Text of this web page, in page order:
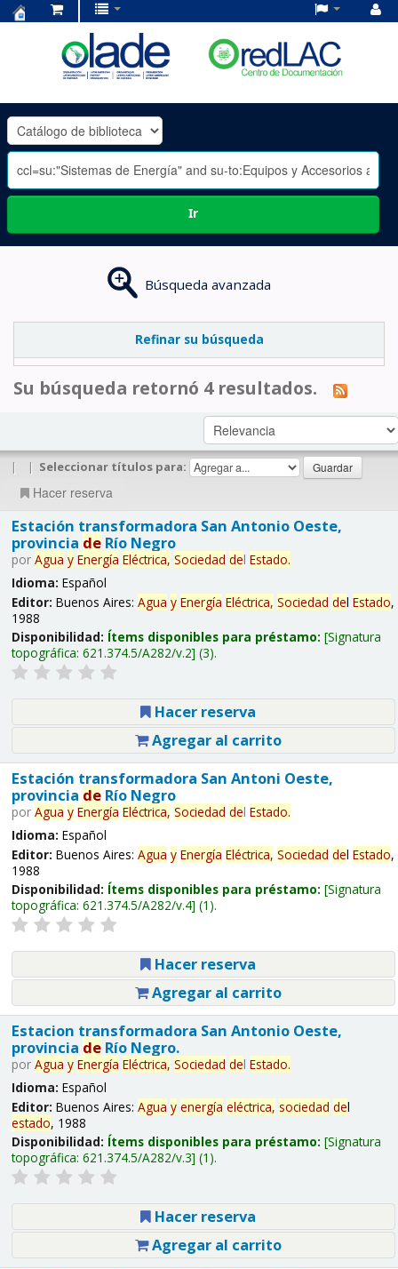
OLADE
-
Ir
Búsqueda avanzada
Refinar su búsqueda
Su búsqueda retornó 4 resultados.
| | Seleccionar títulos para:
Hacer reserva
Estación transformadora San Antonio Oeste,
provincia deRío Negro
por Agua y Energía Eléctrica, Sociedad del Estado.
Idioma: Español
Editor: Buenos Aires: Agua y Energía Eléctrica, Sociedad del Estado,
1988
Disponibilidad: Ítems disponibles para préstamo: Signatura
topográfica: 621.374.5/A282/v.2 (3).
Hacer reserva
Agregar al carrito
Estación transformadora San Antoni Oeste,
provincia deRío Negro
por Agua y Energía Eléctrica, Sociedad del Estado.
Idioma: Español
Editor: Buenos Aires: Agua y Energía Eléctrica, Sociedad del Estado,
1988
Disponibilidad: Ítems disponibles para préstamo: Signatura
topográfica: 621.374.5/A282/v.4 (1).
Hacer reserva
Agregar al carrito
Estacion transformadora San Antonio Oeste,
provincia deRío Negro.
por Agua y Energía Eléctrica, Sociedad del Estado.
Idioma: Español
Editor: Buenos Aires: Agua y energía eléctrica, sociedad del
estado, 1988
Disponibilidad: Ítems disponibles para préstamo: Signatura
topográfica: 621.374.5/A282/v.3 (1).
Hacer reserva
Agregar al carrito